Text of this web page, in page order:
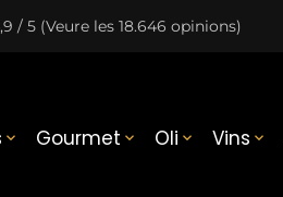
/ 5 (Veure les 18.646 opinions)
 Gourmet  Oli  Vins 